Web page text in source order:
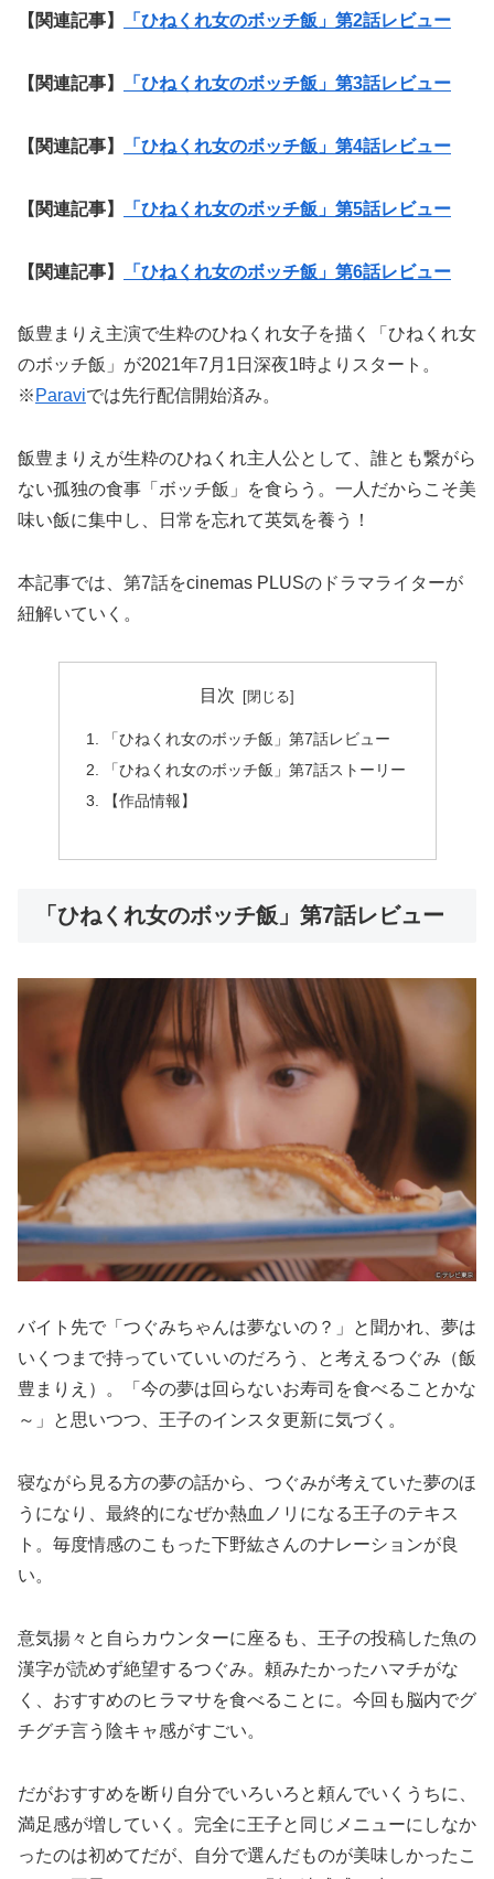
【関連記事】 「ひねくれ女のボッチ飯」第2話レビュー
【関連記事】 「ひねくれ女のボッチ飯」第3話レビュー
【関連記事】 「ひねくれ女のボッチ飯」第4話レビュー
【関連記事】 「ひねくれ女のボッチ飯」第5話レビュー
【関連記事】 「ひねくれ女のボッチ飯」第6話レビュー
飯豊まりえ主演で生粋のひねくれ女子を描く「ひねくれ女
のボッチ飯」が2021年7月1日深夜1時よりスタート。
※ Paraviでは先行配信開始済み。
飯豊まりえが生粋のひねくれ主人公として、誰とも繋がら
ない孤独の食事「ボッチ飯」を食らう。一人だからこそ美
味い飯に集中し、日常を忘れて英気を養う！
本記事では、第7話をcinemas PLUSのドラマライターが
紐解いていく。
目次
「ひねくれ女のボッチ飯」第7話レビュー
「ひねくれ女のボッチ飯」第7話ストーリー
【作品情報】
「ひねくれ女のボッチ飯」第7話レビュー
バイト先で「つぐみちゃんは夢ないの？」と聞かれ、夢は
いくつまで持っていていいのだろう、と考えるつぐみ（飯
豊まりえ）。「今の夢は回らないお寿司を食べることかな
～」と思いつつ、王子のインスタ更新に気づく。
寝ながら見る方の夢の話から、つぐみが考えていた夢のほ
うになり、最終的になぜか熱血ノリになる王子のテキス
ト。毎度情感のこもった下野紘さんのナレーションが良
い。
意気揚々と自らカウンターに座るも、王子の投稿した魚の
漢字が読めず絶望するつぐみ。頼みたかったハマチがな
く、おすすめのヒラマサを食べることに。今回も脳内でグ
チグチ言う陰キャ感がすごい。
だがおすすめを断り自分でいろいろと頼んでいくうちに、
満足感が増していく。完全に王子と同じメニューにしなか
ったのは初めてだが、自分で選んだものが美味しかったこ